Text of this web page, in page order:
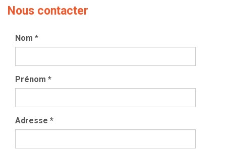
Nous contacter
Nom *
Prénom *
Adresse *